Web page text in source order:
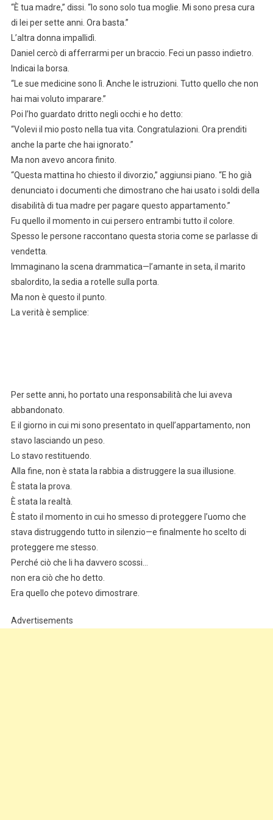
“È tua madre,” dissi. “Io sono solo tua moglie. Mi sono presa cura
di lei per sette anni. Ora basta.”
L’altra donna impallidì.
Daniel cercò di afferrarmi per un braccio. Feci un passo indietro.
Indicai la borsa.
“Le sue medicine sono lì. Anche le istruzioni. Tutto quello che non
hai mai voluto imparare.”
Poi l’ho guardato dritto negli occhi e ho detto:
“Volevi il mio posto nella tua vita. Congratulazioni. Ora prenditi
anche la parte che hai ignorato.”
Ma non avevo ancora finito.
“Questa mattina ho chiesto il divorzio,” aggiunsi piano. “E ho già
denunciato i documenti che dimostrano che hai usato i soldi della
disabilità di tua madre per pagare questo appartamento.”
Fu quello il momento in cui persero entrambi tutto il colore.
Spesso le persone raccontano questa storia come se parlasse di
vendetta.
Immaginano la scena drammatica—l’amante in seta, il marito
sbalordito, la sedia a rotelle sulla porta.
Ma non è questo il punto.
La verità è semplice:
Per sette anni, ho portato una responsabilità che lui aveva
abbandonato.
E il giorno in cui mi sono presentato in quell’appartamento, non
stavo lasciando un peso.
Lo stavo restituendo.
Alla fine, non è stata la rabbia a distruggere la sua illusione.
È stata la prova.
È stata la realtà.
È stato il momento in cui ho smesso di proteggere l’uomo che
stava distruggendo tutto in silenzio—e finalmente ho scelto di
proteggere me stesso.
Perché ciò che li ha davvero scossi…
non era ciò che ho detto.
Era quello che potevo dimostrare.
Advertisements